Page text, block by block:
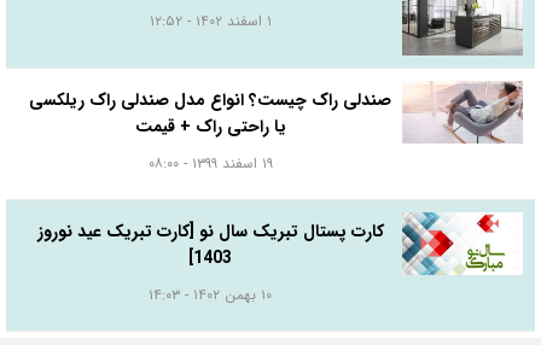
صندلی راک چیست؟ انواع مدل صندلی راک ریلکسی
یا راحتی راک + قیمت
کارت پستال تبریک سال نو [کارت تبریک عید نوروز
1403]